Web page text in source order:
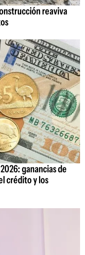
reaviva
ganancias de
crédito y los